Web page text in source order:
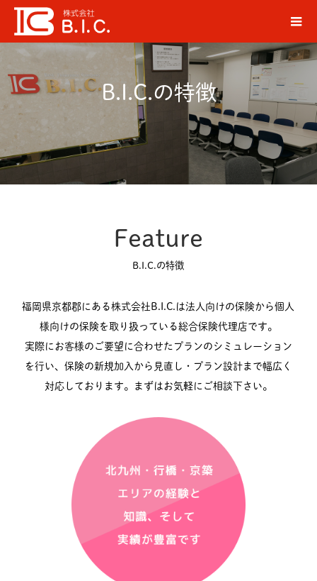
B.I.C.の特徴
Feature
B.I.C.の特徴
福岡県京都郡にある株式会社B.I.C.は法人向けの保険から個人
様向けの保険を取り扱っている総合保険代理店です。
実際にお客様のご要望に合わせたプランのシミュレーション
を行い、保険の新規加入から見直し・プラン設計まで幅広く
対応しております。まずはお気軽にご相談下さい。